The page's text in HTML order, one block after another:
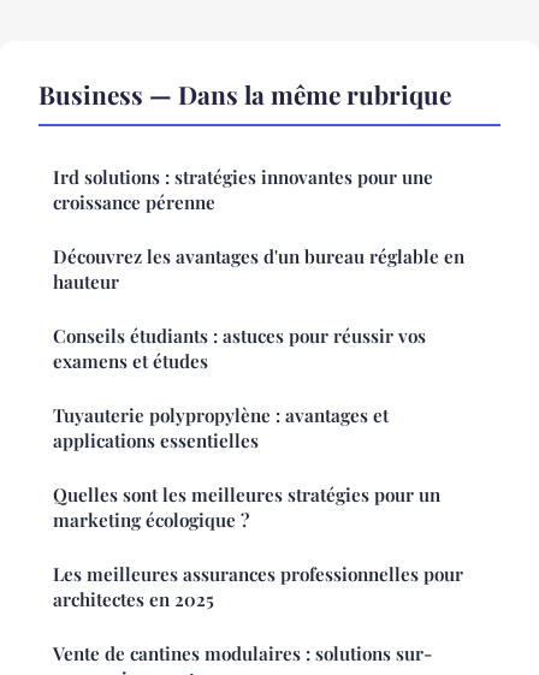
Business — Dans la même rubrique
Ird solutions : stratégies innovantes pour une
croissance pérenne
Découvrez les avantages d'un bureau réglable en
hauteur
Conseils étudiants : astuces pour réussir vos
examens et études
Tuyauterie polypropylène : avantages et
applications essentielles
Quelles sont les meilleures stratégies pour un
marketing écologique ?
Les meilleures assurances professionnelles pour
architectes en 2025
Vente de cantines modulaires : solutions sur-